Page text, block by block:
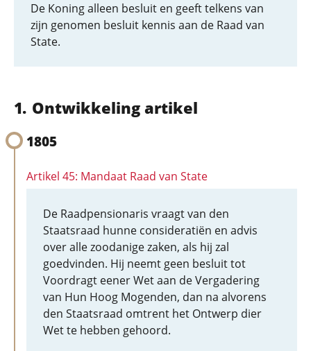
De Koning alleen besluit en geeft telkens van
zijn genomen besluit kennis aan de Raad van
State.
Ontwikkeling artikel
1805
Artikel 45: Mandaat Raad van State
De Raadpensionaris vraagt van den
Staatsraad hunne consideratiën en advis
over alle zoodanige zaken, als hij zal
goedvinden. Hij neemt geen besluit tot
Voordragt eener Wet aan de Vergadering
van Hun Hoog Mogenden, dan na alvorens
den Staatsraad omtrent het Ontwerp dier
Wet te hebben gehoord.